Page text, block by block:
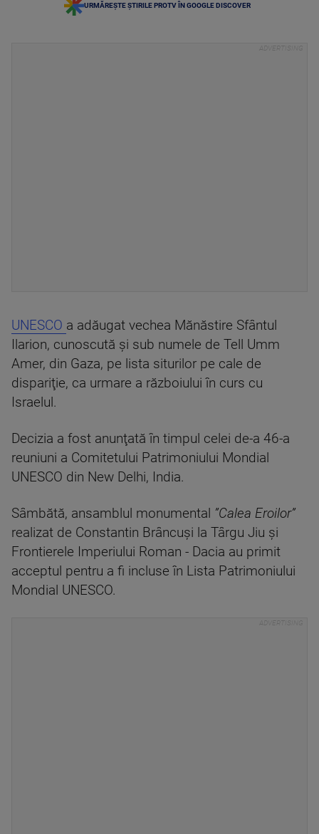
URMĂREȘTE ȘTIRILE PROTV ÎN GOOGLE DISCOVER
UNESCO a adăugat vechea Mănăstire Sfântul
Ilarion, cunoscută şi sub numele de Tell Umm
Amer, din Gaza, pe lista siturilor pe cale de
dispariţie, ca urmare a războiului în curs cu
Israelul.
Decizia a fost anunţată în timpul celei de-a 46-a
reuniuni a Comitetului Patrimoniului Mondial
UNESCO din New Delhi, India.
Sâmbătă, ansamblul monumental ”Calea Eroilor”
realizat de Constantin Brâncuşi la Târgu Jiu şi
Frontierele Imperiului Roman - Dacia au primit
acceptul pentru a fi incluse în Lista Patrimoniului
Mondial UNESCO.